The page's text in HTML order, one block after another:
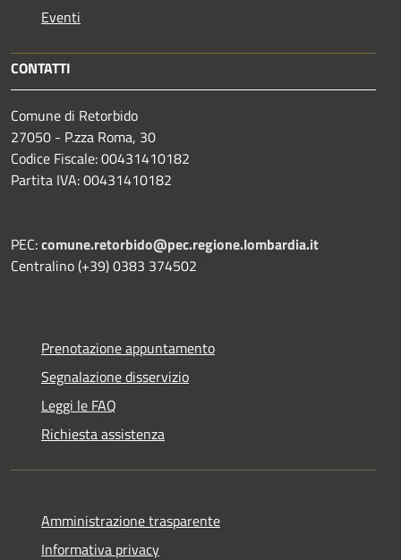
Eventi
CONTATTI
Comune di Retorbido
27050 - P.zza Roma, 30
Codice Fiscale: 00431410182
Partita IVA: 00431410182
PEC:comune.retorbido@pec.regione.lombardia.it
Centralino (+39) 0383 374502
Prenotazione appuntamento
Segnalazione disservizio
Leggi le FAQ
Richiesta assistenza
Amministrazione trasparente
Informativa privacy